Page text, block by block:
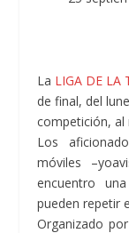
La LIGA DE LA
de final, del
competición, al
Los
móviles
encuentro
pueden repetir
Organizado